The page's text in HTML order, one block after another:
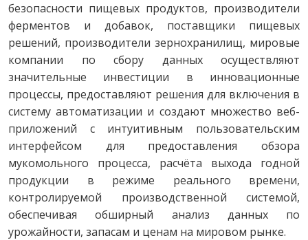
безопасности пищевых продуктов, производители
ферментов и добавок, поставщики пищевых
решений, производители зернохранилищ, мировые
компании по сбору данных осуществляют
значительные инвестиции в инновационные
процессы, предоставляют решения для включения в
систему автоматизации и создают множество веб-
приложений с интуитивным пользовательским
интерфейсом для предоставления обзора
мукомольного процесса, расчёта выхода годной
продукции в режиме реального времени,
контролируемой производственной системой,
обеспечивая обширный анализ данных по
урожайности, запасам и ценам на мировом рынке.